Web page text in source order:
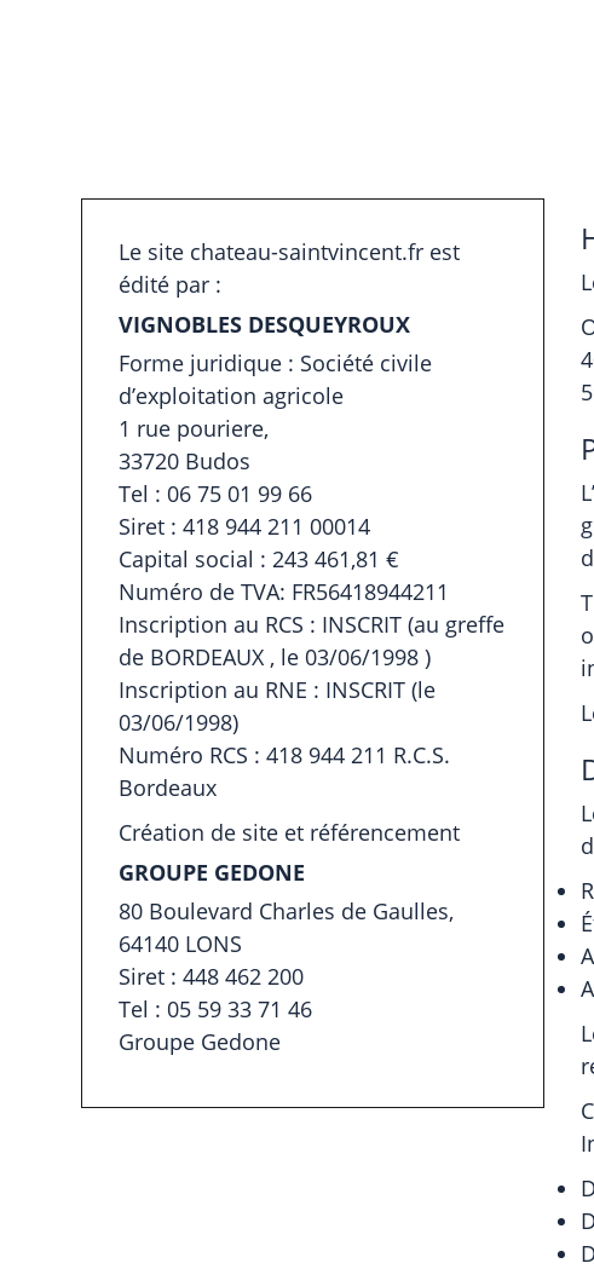
Le site chateau-saintvincent.fr est
édité par :
VIGNOBLES DESQUEYROUX
Forme juridique : Société civile
d’exploitation agricole
1 rue pouriere,
33720 Budos
Tel : 06 75 01 99 66
Siret : 418 944 211 00014
Capital social : 243 461,81 €
Numéro de TVA: FR56418944211
Inscription au RCS : INSCRIT (au greffe
de BORDEAUX , le 03/06/1998 )
Inscription au RNE : INSCRIT (le
03/06/1998)
Numéro RCS : 418 944 211 R.C.S.
Bordeaux
Création de site et référencement
GROUPE GEDONE
80 Boulevard Charles de Gaulles,
64140 LONS
Siret : 448 462 200
Tel : 05 59 33 71 46
Groupe Gedone